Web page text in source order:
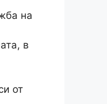
на
в
от